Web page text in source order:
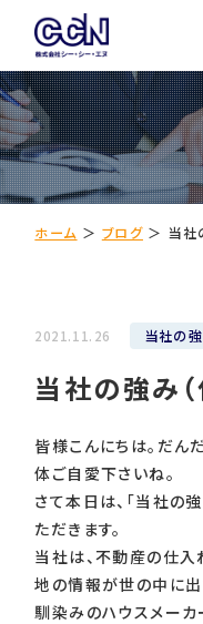
ホーム ＞ ブログ＞ 当社
2021.11.26 当社の
当社の強み
皆様こんにちは。だん
体ご自愛下さいね。
さて本日は、「当社の
ただきます。
当社は、不動産の仕入
地の情報が世の中に出
馴染みのハウスメーカ